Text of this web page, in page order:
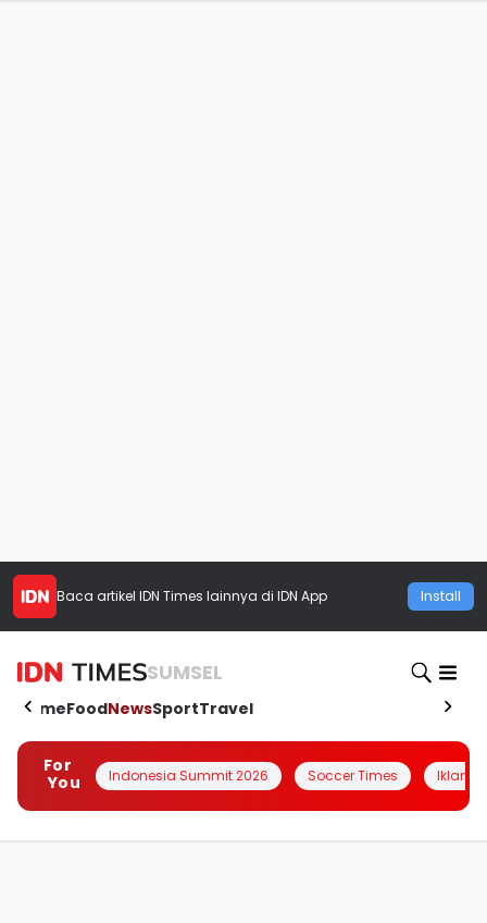
Baca artikel IDN Times lainnya di IDN App Install
SUMSEL
HomeFoodNewsSportTravel
For
You
Indonesia Summit 2026 Soccer Times Iklanin